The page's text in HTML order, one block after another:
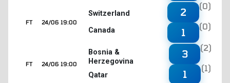
24/06 19:00
FT
Switzerland
Canada
2
(0)
1
(0)
24/06 19:00
FT
Bosnia &
Herzegovina
Qatar
3
(2)
1
(1)